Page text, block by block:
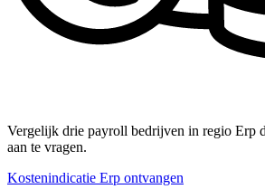
Vergelijk drie payroll bedrijven in regio Erp
aan te vragen.
Kostenindicatie Erp ontvangen